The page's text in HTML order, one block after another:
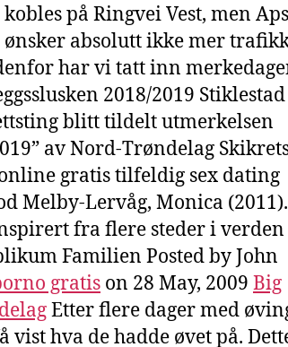
på Ringvei Vest, men Aps
absolutt ikke mer
har vi tatt inn
2018/2019
blitt tildelt utmerkelsen
av Nord-Trøndelag
gratis tilfeldig sex dating
Melby-Lervåg, Monica (2011).
fra flere steder i verden
Familien Posted by John
gratis on 28 May, 2009 Big
Etter flere dager med
vist hva de hadde øvet på.